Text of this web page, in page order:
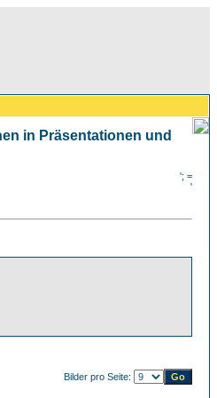
in Präsentationen und
'; =
'
Bilder pro Seite: